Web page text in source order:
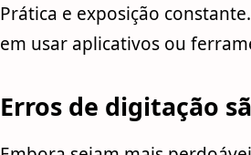
Prática e exposição
em usar aplicativos ou
Erros de digitação